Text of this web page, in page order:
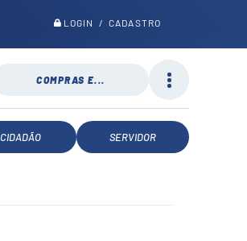
LOGIN / CADASTRO
COMPRAS E...
CIDADÃO SERVIDOR